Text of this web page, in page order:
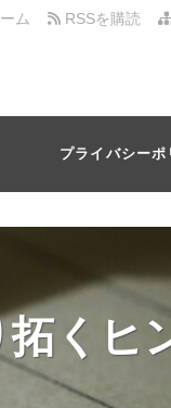
RSSを購読
ム
プライバシーポ
くヒ